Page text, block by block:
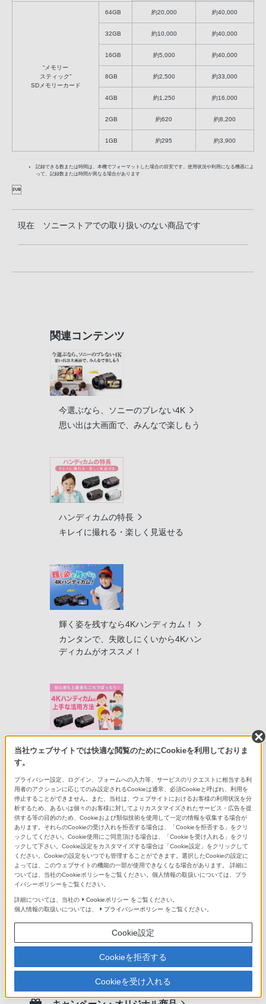
“メモリー
スティック”
SDメモリーカード
64GB 約20,000 約40,000
32GB 約10,000 約40,000
16GB 約5,000 約40,000
8GB 約2,500 約33,000
4GB 約1,250 約16,000
2GB 約620 約8,200
1GB 約295 約3,900
記録できる数または時間は、本機でフォーマットした場合の目安です。使用状況や利用になる機器によ
って、記録数または時間が異なる場合があります

現在 ソニーストアでの取り扱いのない商品です
関連コンテンツ
今選ぶなら、ソニーのブレない4K
思い出は大画面で、みんなで楽しもう
ハンディカムの特長
キレイに撮れる・楽しく見返せる
輝く姿を残すなら4Kハンディカム！
カンタンで、失敗しにくいから4Kハン
ディカムがオススメ！
4Kハンディカムの上手な活用方法
もっと見る
ソニーストア
ソニーの直営店「ソニーストア」では、オリジナル商品、長期保証な
ソニーストアお買い物情報
当社ウェブサイトでは快適な閲覧のためにCookieを利用しておりま
す。
プライバシー設定、ログイン、フォームへの入力等、サービスのリクエストに相当する利
用者のアクションに応じてのみ設定されるCookieは通常、必須Cookieと呼ばれ、利用を
停止することができません。また、当社は、ウェブサイトにおけるお客様の利用状況を分
析するため、あるいは個々のお客様に対してよりカスタマイズされたサービス・広告を提
供する等の目的のため、Cookieおよび類似技術を使用して一定の情報を収集する場合が
あります。それらのCookieの受け入れを拒否する場合は、「Cookieを拒否する」をクリ
ックしてください。Cookie使用にご同意頂ける場合は、「Cookieを受け入れる」をクリ
ックして下さい。Cookie設定をカスタマイズする場合は「Cookie設定」をクリックして
ください。Cookieの設定をいつでも管理することができます。選択したCookieの設定に
よっては、このウェブサイトの機能の一部が使用できなくなる場合があります。 詳細に
ついては、当社のCookieポリシーをご覧ください。個人情報の取扱いについては、プラ
イバシーポリシーをご覧ください。
詳細については、当社の Cookieポリシー をご覧ください。
個人情報の取扱いについては、
プライバシーポリシー をご覧ください。
Cookie設定
Cookieを拒否する
Cookieを受け入れる